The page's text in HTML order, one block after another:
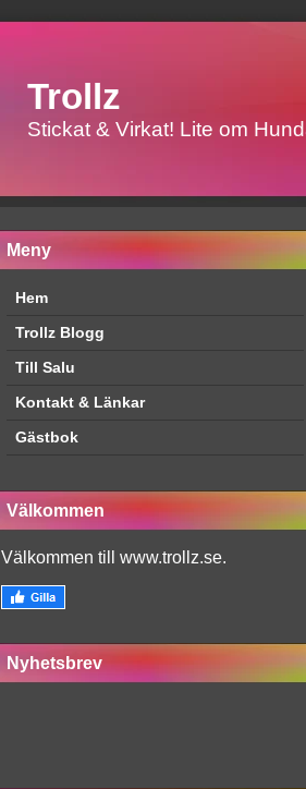
Trollz
Stickat & Virkat! Lite om
Meny
Hem
Trollz Blogg
Till Salu
Kontakt & Länkar
Gästbok
Välkommen
Välkommen till www.trollz.se.
Nyhetsbrev